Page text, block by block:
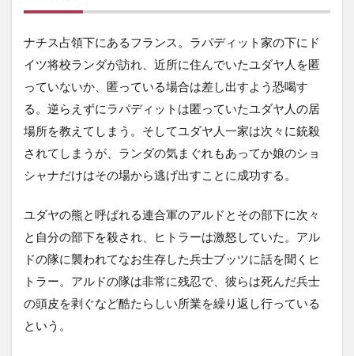
ナチス占領下にあるフランス。ラパディット家の下にド
イツ将校ランダが訪れ、近所に住んでいたユダヤ人を匿
っていないか、匿っている場合は差し出すよう恐喝す
る。逆らえずにラパディットは匿っていたユダヤ人の居
場所を教えてしまう。そしてユダヤ人一家は次々に銃殺
されてしまうが、ランダの気まぐれもあってか娘のショ
シャナだけはその場から逃げ出すことに成功する。
ユダヤの熊と呼ばれる連合軍のアルドとその部下に次々
と自分の部下を殺され、ヒトラーは激怒していた。アル
ドの隊に襲われてなお生存した兵士ブッツに話を聞くヒ
トラー。アルドの隊は非常に残忍で、彼らは死んだ兵士
の頭皮を剥ぐなど酷たらしい所業を繰り返し行っている
という。